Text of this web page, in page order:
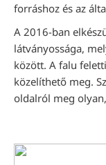
forráshoz és az
A 2016-ban
látványossága,
között. A falu
közelíthető meg.
oldalról meg